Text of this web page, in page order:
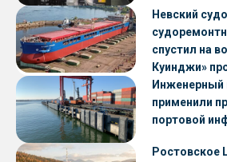
Невский
спустил на
Куинджи»
Инженерный
применили
портовой
Ростовское